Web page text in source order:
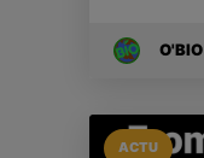
O'BIO
ACTU